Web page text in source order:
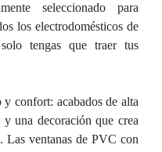
seleccionado para
los electrodomésticos de
tengas que traer tus
confort: acabados de alta
una decoración que crea
Las ventanas de PVC con